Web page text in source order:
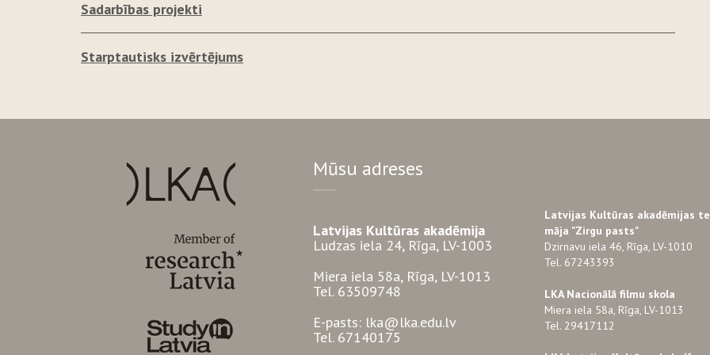
Sadarbības projekti
Starptautisks izvērtējums
Mūsu adreses
Latvijas Kultūras akadēmija
Ludzas iela 24, Rīga, LV-1003
Miera iela 58a, Rīga, LV-1013
Tel. 63509748
E-pasts: lka@lka.edu.lv
Tel. 67140175
Latvijas Kultūras akadēmijas
māja "Zirgu pasts"
Dzirnavu iela 46, Rīga, LV-1010
Tel. 67243393
LKA Nacionālā filmu skola
Miera iela 58a, Rīga, LV-1013
Tel. 29417112